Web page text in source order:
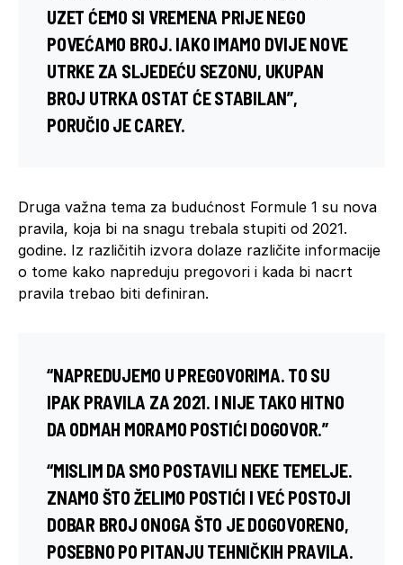
UZET ĆEMO SI VREMENA PRIJE NEGO
POVEĆAMO BROJ. IAKO IMAMO DVIJE NOVE
UTRKE ZA SLJEDEĆU SEZONU, UKUPAN
BROJ UTRKA OSTAT ĆE STABILAN”,
PORUČIO JE CAREY.
Druga važna tema za budućnost Formule 1 su nova
pravila, koja bi na snagu trebala stupiti od 2021.
godine. Iz različitih izvora dolaze različite informacije
o tome kako napreduju pregovori i kada bi nacrt
pravila trebao biti definiran.
“NAPREDUJEMO U PREGOVORIMA. TO SU
IPAK PRAVILA ZA 2021. I NIJE TAKO HITNO
DA ODMAH MORAMO POSTIĆI DOGOVOR.”
“MISLIM DA SMO POSTAVILI NEKE TEMELJE.
ZNAMO ŠTO ŽELIMO POSTIĆI I VEĆ POSTOJI
DOBAR BROJ ONOGA ŠTO JE DOGOVORENO,
POSEBNO PO PITANJU TEHNIČKIH PRAVILA.